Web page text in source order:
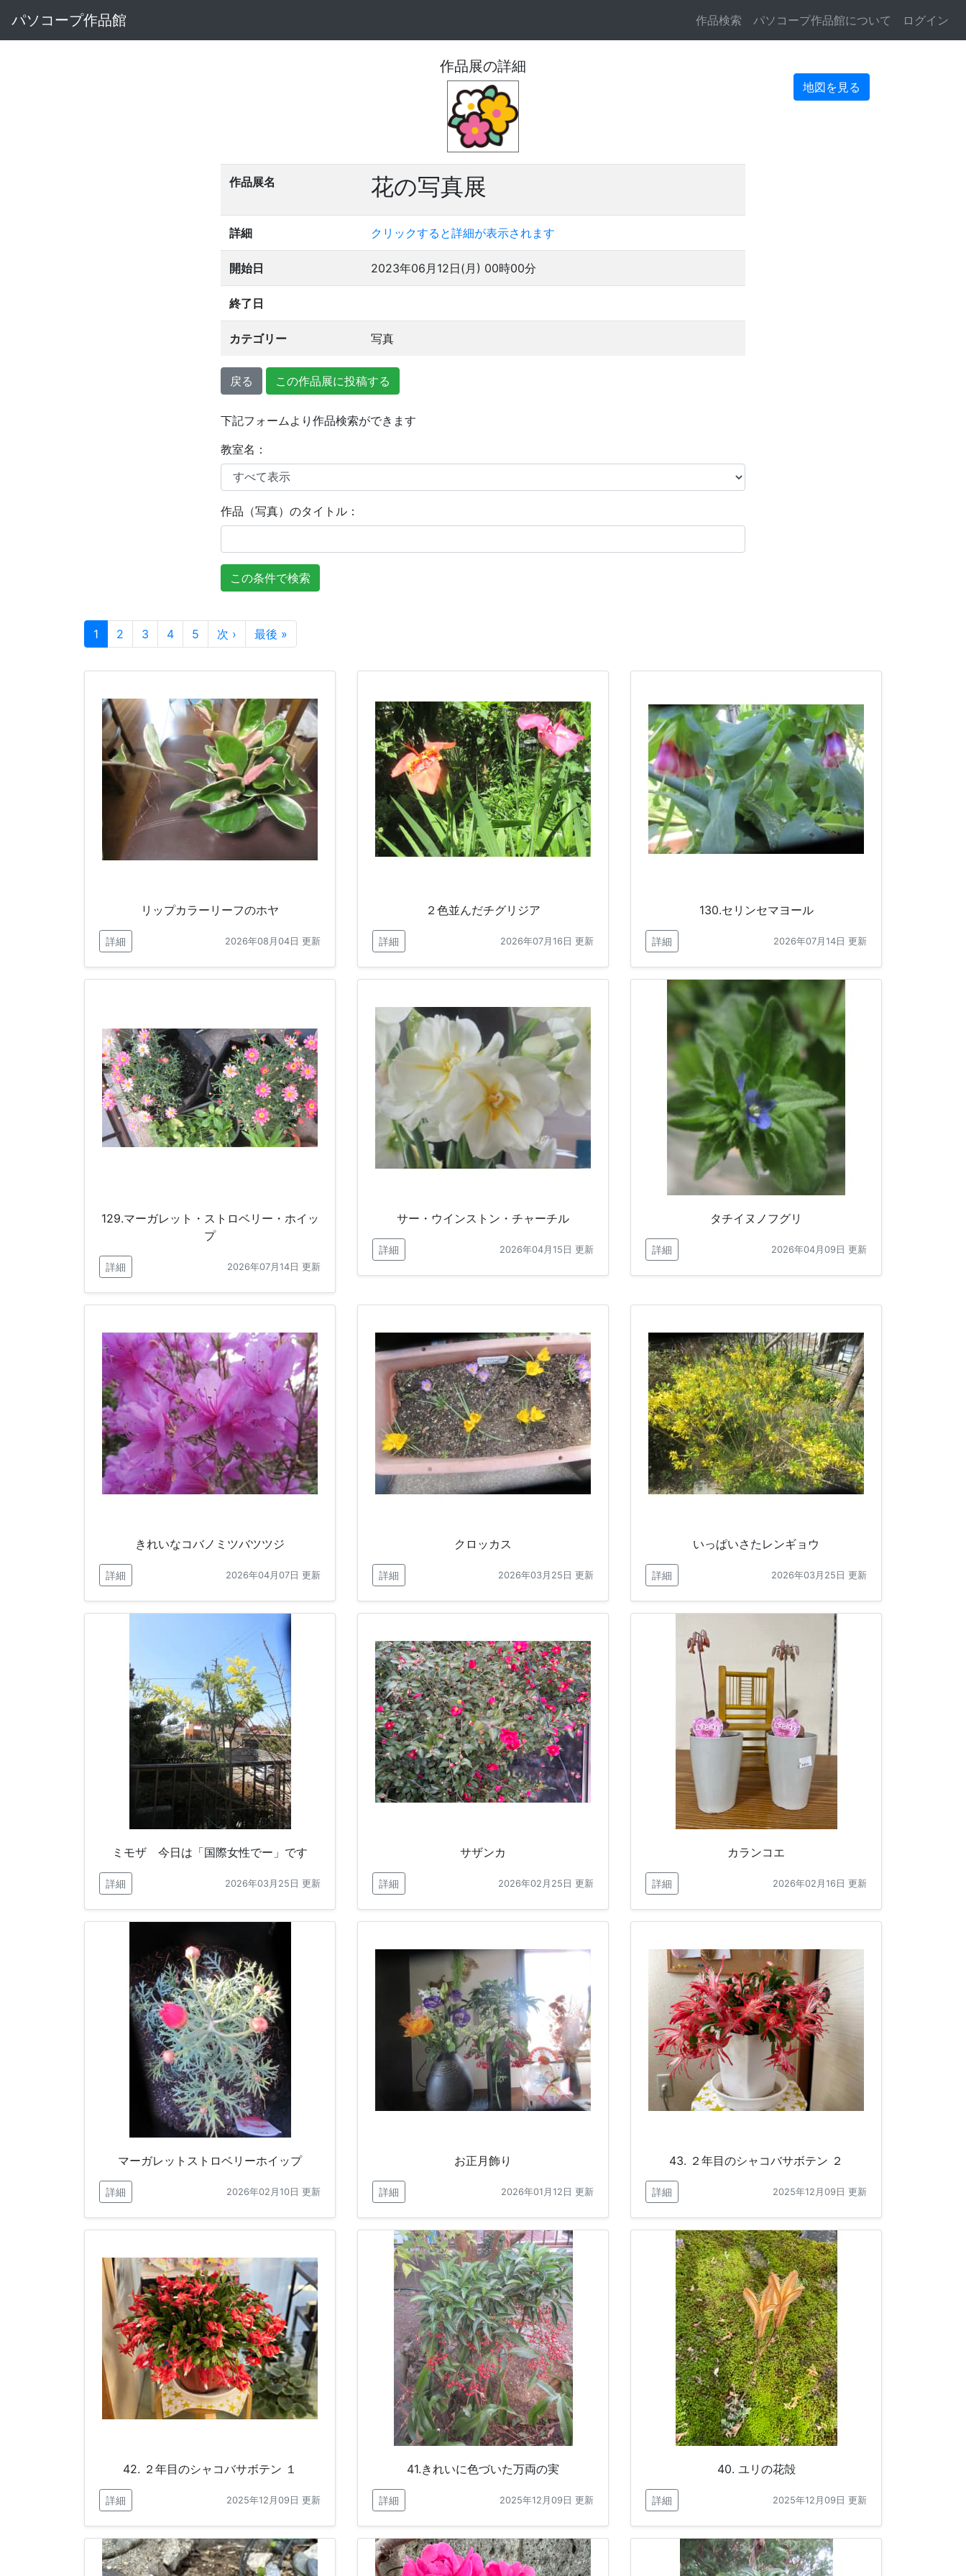
パソコープ作品館 作品検索 パソコープ作品館について ログイン
地図を見る
作品展の詳細
作品展名 花の写真展
詳細 クリックすると詳細が表示されます
開始日 2023年06月12日(月) 00時00分
終了日
カテゴリー 写真
戻る この作品展に投稿する
下記フォームより作品検索ができます
教室名 ：
作品（写真）のタイトル ：
1 2 3 4 5 次 › 最後 »
リップカラーリーフのホヤ
詳細 2026年08月04日 更新
２色並んだチグリジア
詳細 2026年07月16日 更新
130.セリンセマヨール
詳細 2026年07月14日 更新
129.マーガレット・ストロベリー・ホイッ
プ
詳細 2026年07月14日 更新
サー・ウインストン・チャーチル
詳細 2026年04月15日 更新
タチイヌノフグリ
詳細 2026年04月09日 更新
きれいなコバノミツバツツジ
詳細 2026年04月07日 更新
クロッカス
詳細 2026年03月25日 更新
いっぱいさたレンギョウ
詳細 2026年03月25日 更新
ミモザ 今日は「国際女性でー」です
詳細 2026年03月25日 更新
サザンカ
詳細 2026年02月25日 更新
カランコエ
詳細 2026年02月16日 更新
マーガレットストロベリーホイップ
詳細 2026年02月10日 更新
お正月飾り
詳細 2026年01月12日 更新
43. ２年目のシャコバサボテン ２
詳細 2025年12月09日 更新
42. ２年目のシャコバサボテン １
詳細 2025年12月09日 更新
41.きれいに色づいた万両の実
詳細 2025年12月09日 更新
40. ユリの花殻
詳細 2025年12月09日 更新